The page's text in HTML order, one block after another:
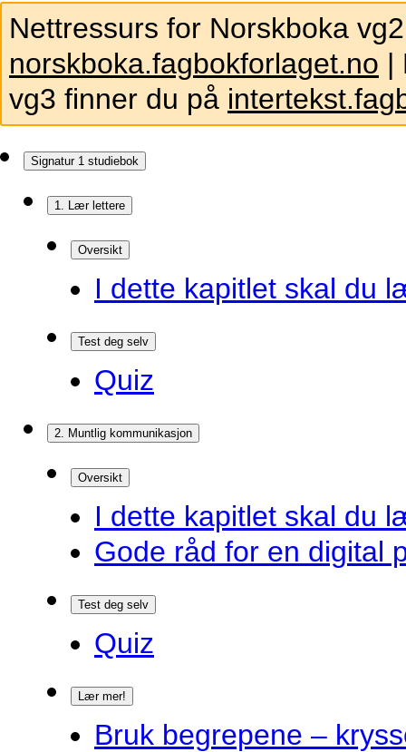
Nettressurs for Norskboka
norskboka.fagbokforlaget.no |
vg3 finner du på
Signatur 1 studiebok
1. Lær lettere
Oversikt
I dette kapitlet skal du
Test deg selv
Quiz
2. Muntlig kommunikasjon
Oversikt
I dette kapitlet skal du
Gode råd for en digital
Test deg selv
Quiz
Lær mer!
Bruk begrepene –